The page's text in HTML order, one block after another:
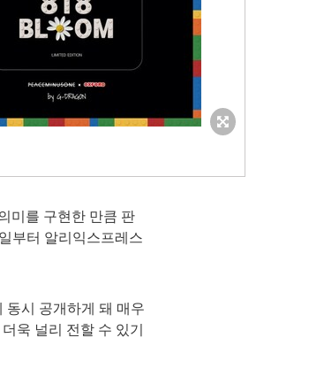
미를 구현한 만큼 판
부터 알리익스프레스
시 공개하게 돼 매우
욱 널리 전할 수 있기